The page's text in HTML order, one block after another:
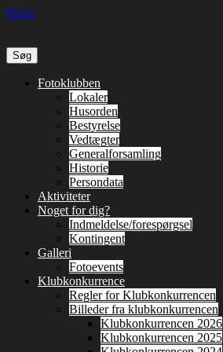
Menu
Søg
efter:
Primær
SpringFotoklubben
Lokaler
Husorden
Bestyrelse
Vedtægter
Generalforsamling
Historie
Persondata
Aktiviteter
Noget for dig?
Indmeldelse/forespørgsel
Kontingent
Galleri
Fotoevents
Klubkonkurrence
Regler for Klubkonkurrencen
Billeder fra klubkonkurrencen
Klubkonkurrencen 2026
Klubkonkurrencen 2025